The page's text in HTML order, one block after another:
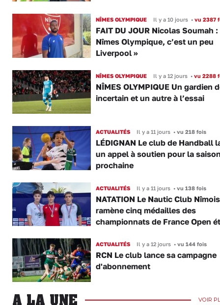
NÎMES OLYMPIQUE Il y a 10 jours •vu 2387
FAIT DU JOUR Nicolas Soumah :
Nîmes Olympique, c’est un peu
Liverpool »
NÎMES OLYMPIQUE Il y a 12 jours •vu 2288
NÎMES OLYMPIQUE Un gardien
incertain et un autre à l’essai
ACTUALITÉS Il y a 11 jours •vu 218 fois
LÉDIGNAN Le club de Handball
un appel à soutien pour la
prochaine
ACTUALITÉS Il y a 11 jours •vu 138 fois
NATATION Le Nautic Club Nîmois
ramène cinq médailles des
championnats de France Open
ACTUALITÉS Il y a 12 jours •vu 144 fois
RCN Le club lance sa campagne
d'abonnement
A LA UNE VOIR